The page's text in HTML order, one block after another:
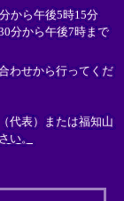
から午後5時15分
分から午後7時まで
わせから行ってくだ
代表）または福知山
い。